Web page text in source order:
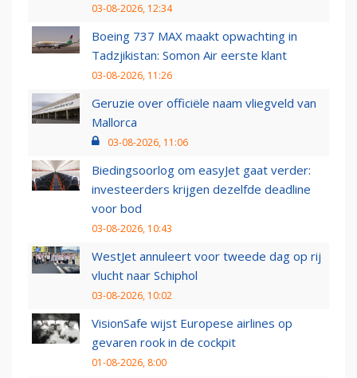
03-08-2026, 12:34
Boeing 737 MAX maakt opwachting in
Tadzjikistan: Somon Air eerste klant
03-08-2026, 11:26
Geruzie over officiële naam vliegveld van
Mallorca
03-08-2026, 11:06
Biedingsoorlog om easyJet gaat verder:
investeerders krijgen dezelfde deadline
voor bod
03-08-2026, 10:43
WestJet annuleert voor tweede dag op rij
vlucht naar Schiphol
03-08-2026, 10:02
VisionSafe wijst Europese airlines op
gevaren rook in de cockpit
01-08-2026, 8:00